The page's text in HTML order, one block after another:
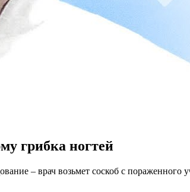
грибка ногтей
– врач возьмет соскоб с